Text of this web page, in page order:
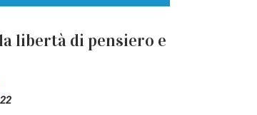
libertà di pensiero e